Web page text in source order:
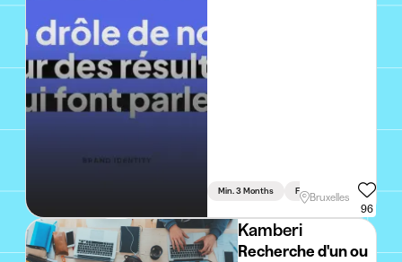
Min. 3 Months Full TimeBruxelles
96
Kamberi
Recherche d'un ou